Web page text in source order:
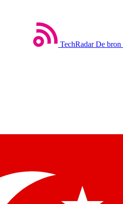
TechRadar De bron